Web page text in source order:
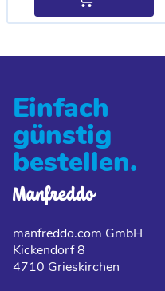
Einfach
günstig
bestellen.
manfreddo.com GmbH
Kickendorf 8
4710 Grieskirchen